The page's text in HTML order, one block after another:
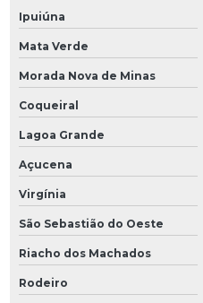
Ipuiúna
Mata Verde
Morada Nova de Minas
Coqueiral
Lagoa Grande
Açucena
Virgínia
São Sebastião do Oeste
Riacho dos Machados
Rodeiro